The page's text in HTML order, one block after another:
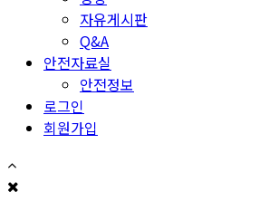
자유게시판
Q&A
안전자료실
안전정보
로그인
회원가입